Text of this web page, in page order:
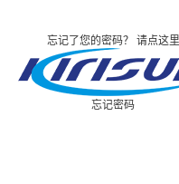
忘记了您的密码？ 请点这里
忘记密码